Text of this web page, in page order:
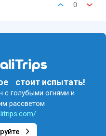
0
стоит испытать!
с голубыми огнями и
рассветом